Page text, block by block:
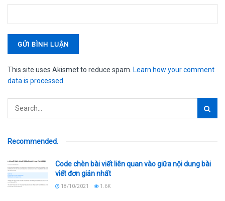
This site uses Akismet to reduce spam. Learn how your comment
data is processed.
Recommended.
Code chèn bài viết liên quan vào giữa nội dung bài
viết đơn giản nhất
18/10/2021 1.6K